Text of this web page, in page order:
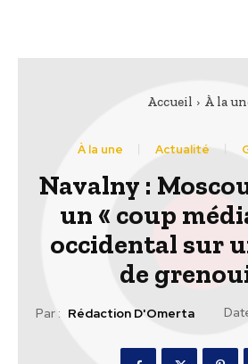
Accueil À la
À la une Actualité
Navalny :
un « coup
occidental sur
de
Par : Rédaction D'Omerta